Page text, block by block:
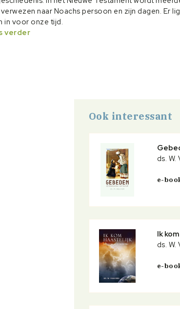
naar Noachs persoon en zijn dagen. Er
in voor onze tijd.
(met vragen én citaten van
verder
Ook interessant
ds.
e-
Ik
ds.
e-